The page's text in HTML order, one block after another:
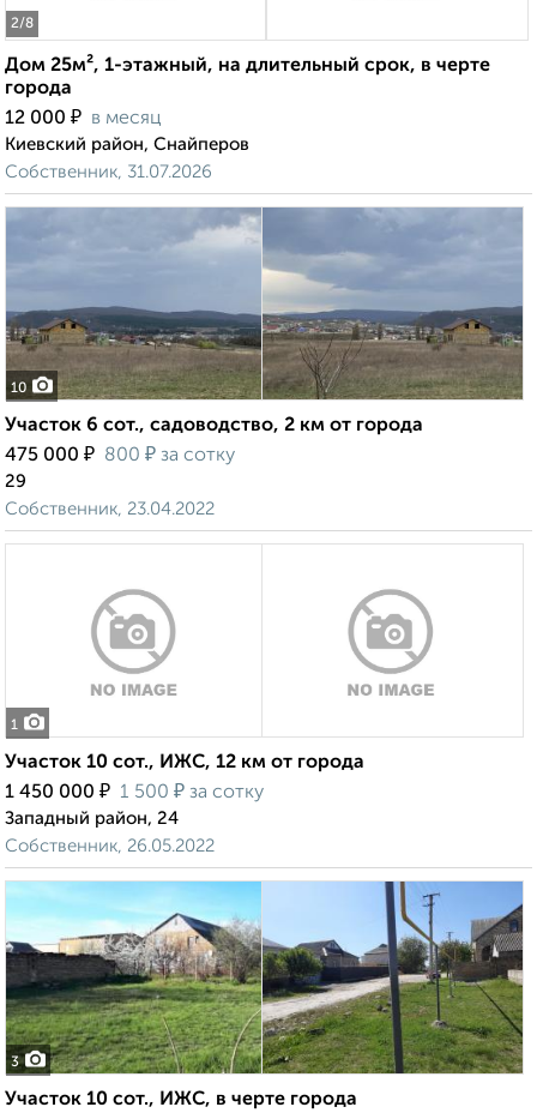
2/8
Дом 25м², 1-этажный, на длительный срок, в черте
города
12 000 ₽ в месяц
Киевский район, Снайперов
Собственник, 31.07.2026
10
Участок 6 сот., садоводство, 2 км от города
475 000 ₽ 800 ₽ за сотку
29
Собственник, 23.04.2022
1
Участок 10 сот., ИЖС, 12 км от города
1 450 000 ₽ 1 500 ₽ за сотку
Западный район, 24
Собственник, 26.05.2022
3
Участок 10 сот., ИЖС, в черте города